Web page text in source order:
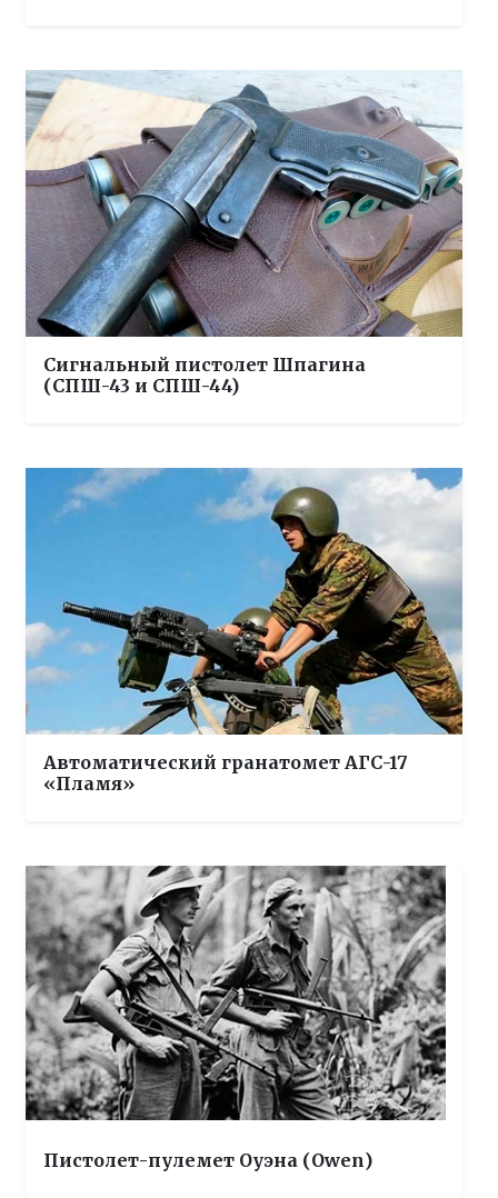
Сигнальный пистолет Шпагина
(СПШ-43 и СПШ-44)
Автоматический гранатомет АГС-17
«Пламя»
Пистолет-пулемет Оуэна (Owen)